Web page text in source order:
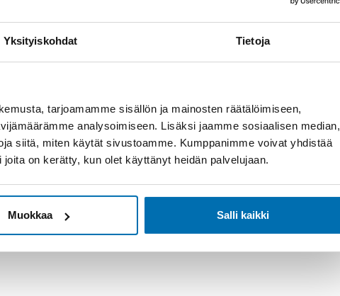
Yksityiskohdat Tietoja
tarjoamamme sisällön ja mainosten räätälöimiseen,
analysoimiseen. Lisäksi jaamme sosiaalisen median,
siitä, miten käytät sivustoamme. Kumppanimme voivat yhdistää
on kerätty, kun olet käyttänyt heidän palvelujaan.
Muokkaa Salli kaikki